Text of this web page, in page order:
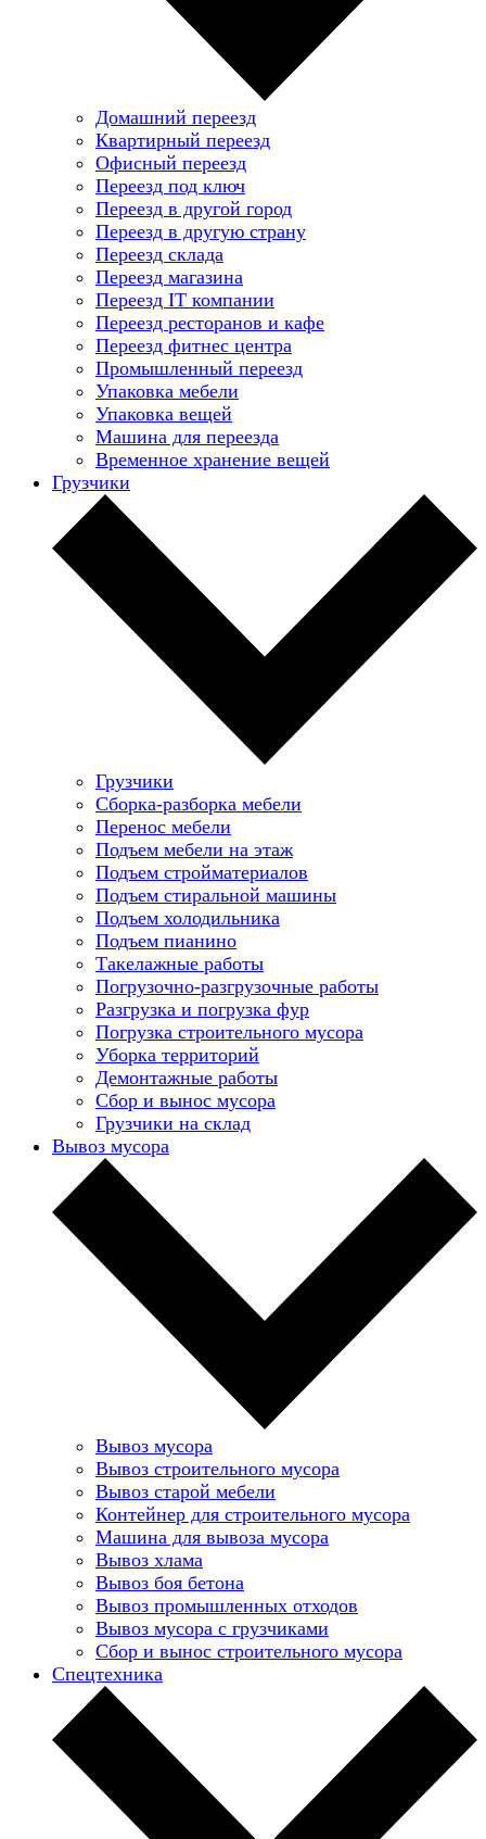
Домашний переезд
Квартирный переезд
Офисный переезд
Переезд под ключ
Переезд в другой город
Переезд в другую страну
Переезд склада
Переезд магазина
Переезд IT компании
Переезд ресторанов и кафе
Переезд фитнес центра
Промышленный переезд
Упаковка мебели
Упаковка вещей
Машина для переезда
Временное хранение вещей
Грузчики
Грузчики
Сборка-разборка мебели
Перенос мебели
Подъем мебели на этаж
Подъем стройматериалов
Подъем стиральной машины
Подъем холодильника
Подъем пианино
Такелажные работы
Погрузочно-разгрузочные работы
Разгрузка и погрузка фур
Погрузка строительного мусора
Уборка территорий
Демонтажные работы
Сбор и вынос мусора
Грузчики на склад
Вывоз мусора
Вывоз мусора
Вывоз строительного мусора
Вывоз старой мебели
Контейнер для строительного мусора
Машина для вывоза мусора
Вывоз хлама
Вывоз боя бетона
Вывоз промышленных отходов
Вывоз мусора с грузчиками
Сбор и вынос строительного мусора
Спецтехника